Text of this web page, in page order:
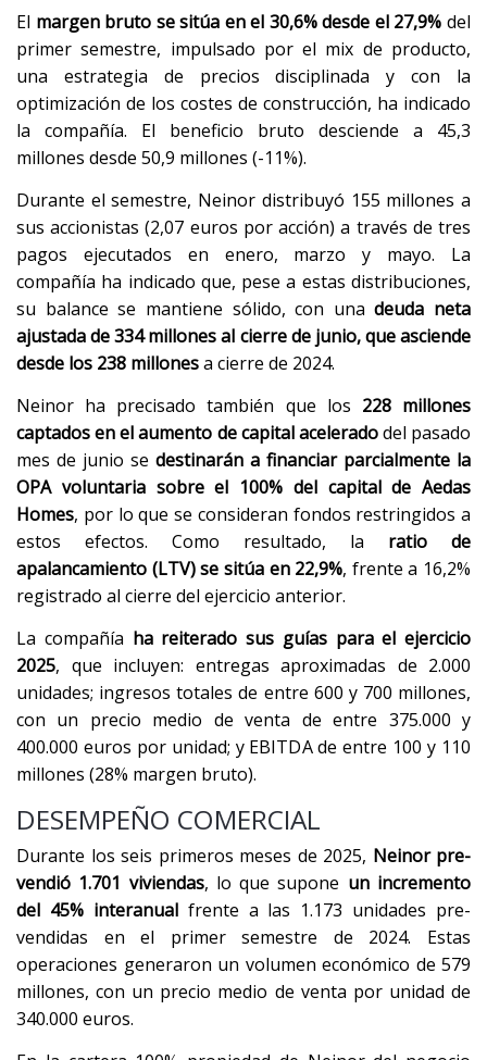
El margen bruto se sitúa en el 30,6% desde el 27,9% del
primer semestre, impulsado por el mix de producto,
una estrategia de precios disciplinada y con la
optimización de los costes de construcción, ha indicado
la compañía. El beneficio bruto desciende a 45,3
millones desde 50,9 millones (-11%).
Durante el semestre, Neinor distribuyó 155 millones a
sus accionistas (2,07 euros por acción) a través de tres
pagos ejecutados en enero, marzo y mayo. La
compañía ha indicado que, pese a estas distribuciones,
su balance se mantiene sólido, con unadeuda neta
ajustada de 334 millones al cierre de junio, que asciende
desde los 238 millonesa cierre de 2024.
Neinor ha precisado también que los 228 millones
captados en el aumento de capital aceleradodel pasado
mes de junio se destinarán a financiar parcialmente la
OPA voluntaria sobre el 100% del capital de Aedas
Homes, por lo que se consideran fondos restringidos a
estos efectos. Como resultado, la ratio de
apalancamiento (LTV) se sitúa en 22,9%, frente a 16,2%
registrado al cierre del ejercicio anterior.
La compañía ha reiterado sus guías para el ejercicio
2025, que incluyen: entregas aproximadas de 2.000
unidades; ingresos totales de entre 600 y 700 millones,
con un precio medio de venta de entre 375.000 y
400.000 euros por unidad; y EBITDA de entre 100 y 110
millones (28% margen bruto).
DESEMPEÑO COMERCIAL
Durante los seis primeros meses de 2025, Neinor pre-
vendió 1.701 viviendas, lo que supone un incremento
del 45% interanualfrente a las 1.173 unidades pre-
vendidas en el primer semestre de 2024. Estas
operaciones generaron un volumen económico de 579
millones, con un precio medio de venta por unidad de
340.000 euros.